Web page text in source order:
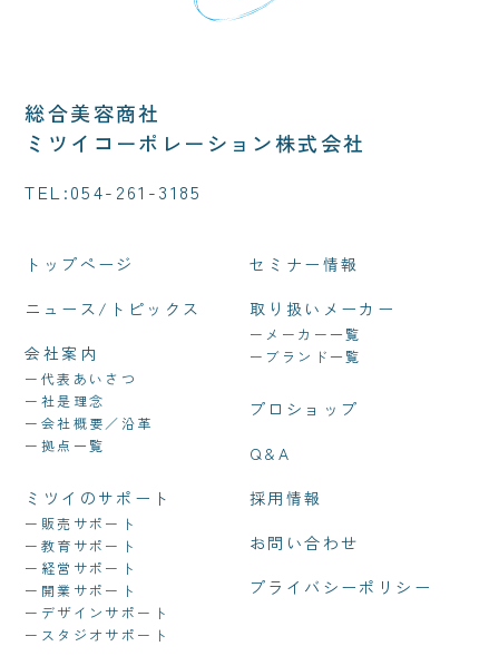
総合美容商社
ミツイコーポレーション株式会社
TEL:054-261-3185
トップページ
ニュース/トピックス
会社案内
ー代表あいさつ
ー社是理念
ー会社概要／沿革
ー拠点一覧
ミツイのサポート
ー販売サポート
ー教育サポート
ー経営サポート
ー開業サポート
ーデザインサポート
ースタジオサポート
セミナー情報
取り扱いメーカー
ーメーカー一覧
ーブランド一覧
プロショップ
Q&A
採用情報
お問い合わせ
プライバシーポリシー